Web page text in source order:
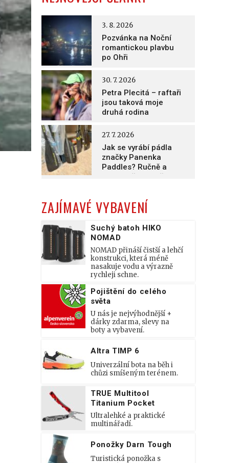
Pozvánka na Noční
romantickou plavbu
po Ohři
3. 8. 2026
Petra Plecitá – raftaři
jsou taková moje
druhá rodina
30. 7. 2026
Jak se vyrábí pádla
značky Panenka
Paddles? Ručně a
nesmírně poctivě!
27. 7. 2026
ZAJÍMAVÉ VYBAVENÍ
Suchý batoh HIKO
NOMAD
NOMAD přináší čistší a lehčí
konstrukci, která méně
nasakuje vodu a výrazně
rychleji schne.
Pojištění do celého
světa
U nás je nejvýhodnější +
dárky zdarma, slevy na
boty a vybavení.
Altra TIMP 6
Univerzální bota na běh i
chůzi smíšeným terénem.
TRUE Multitool
Titanium Pocket
Ultralehké a praktické
multinářadí.
Ponožky Darn Tough
Turistická ponožka s